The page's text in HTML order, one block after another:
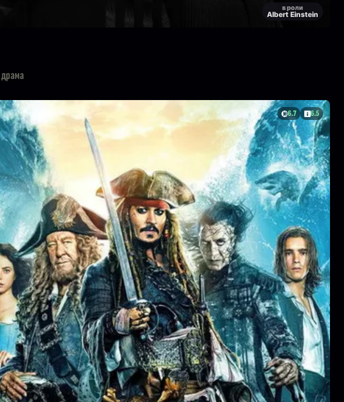
в роли
Albert Einstein
6.7 6.5